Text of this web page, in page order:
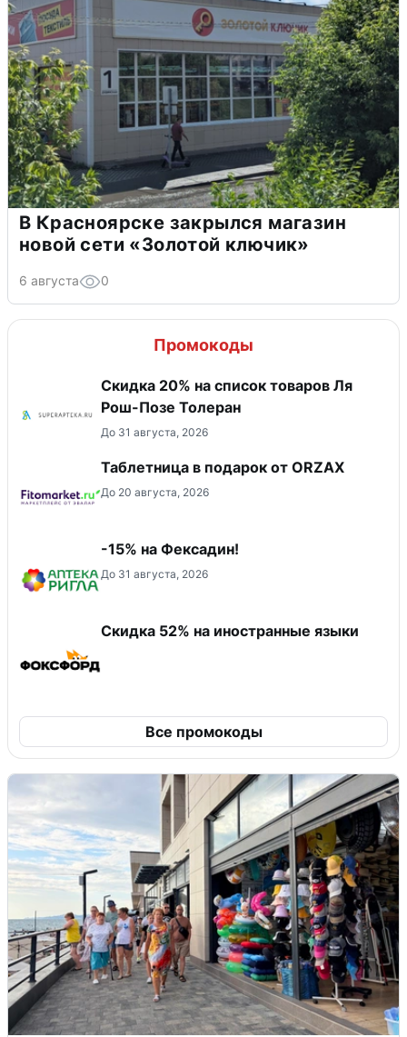
В Красноярске закрылся магазин
новой сети «Золотой ключик»
6 августа 0
Промокоды
Скидка 20% на список товаров Ля
Рош-Позе Толеран
До 31 августа, 2026
Таблетница в подарок от ORZAX
До 20 августа, 2026
-15% на Фексадин!
До 31 августа, 2026
Скидка 52% на иностранные языки
Все промокоды